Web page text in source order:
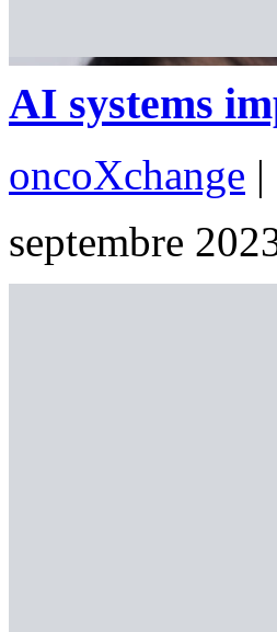
AI systems
oncoXchange |
septembre